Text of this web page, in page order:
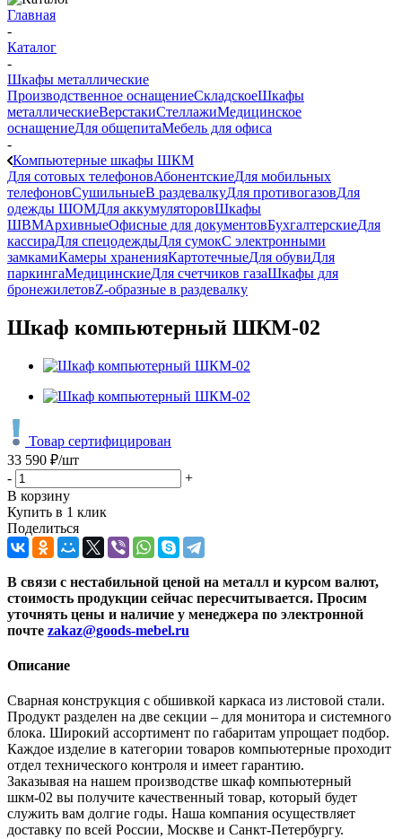
Главная
-
Каталог
-
Шкафы металлические
Производственное оснащениеСкладскоеШкафы
металлическиеВерстакиСтеллажиМедицинское
оснащениеДля общепитаМебель для офиса
-
Компьютерные шкафы ШКМ
Для сотовых телефоновАбонентскиеДля мобильных
телефоновСушильныеВ раздевалкуДля противогазовДля
одежды ШОМДля аккумуляторовШкафы
ШВМАрхивныеОфисные для документовБухгалтерскиеДля
кассираДля спецодеждыДля сумокС электронными
замкамиКамеры храненияКартотечныеДля обувиДля
паркингаМедицинскиеДля счетчиков газаШкафы для
бронежилетовZ-образные в раздевалку
Шкаф компьютерный ШКМ-02
Товар сертифицирован
33 590 ₽/шт
-
+
В корзину
Купить в 1 клик
Поделиться
В связи с нестабильной ценой на металл и курсом валют,
стоимость продукции сейчас пересчитывается. Просим
уточнять цены и наличие у менеджера по электронной
почте zakaz@goods-mebel.ru
Описание
Сварная конструкция с обшивкой каркаса из листовой стали.
Продукт разделен на две секции – для монитора и системного
блока. Широкий ассортимент по габаритам упрощает подбор.
Каждое изделие в категории товаров компьютерные проходит
отдел технического контроля и имеет гарантию.
Заказывая на нашем производстве шкаф компьютерный
шкм-02 вы получите качественный товар, который будет
служить вам долгие годы. Наша компания осуществляет
доставку по всей России, Москве и Санкт-Петербургу.